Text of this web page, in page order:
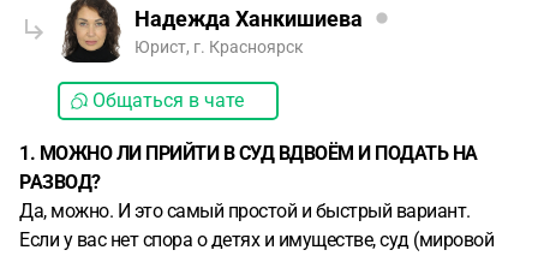
Надежда Ханкишиева
Юрист, г. Красноярск
Общаться в чате
1. МОЖНО ЛИ ПРИЙТИ В СУД ВДВОЁМ И ПОДАТЬ НА
РАЗВОД?
Да, можно. И это самый простой и быстрый вариант.
Если у вас нет спора о детях и имуществе, суд (мировой